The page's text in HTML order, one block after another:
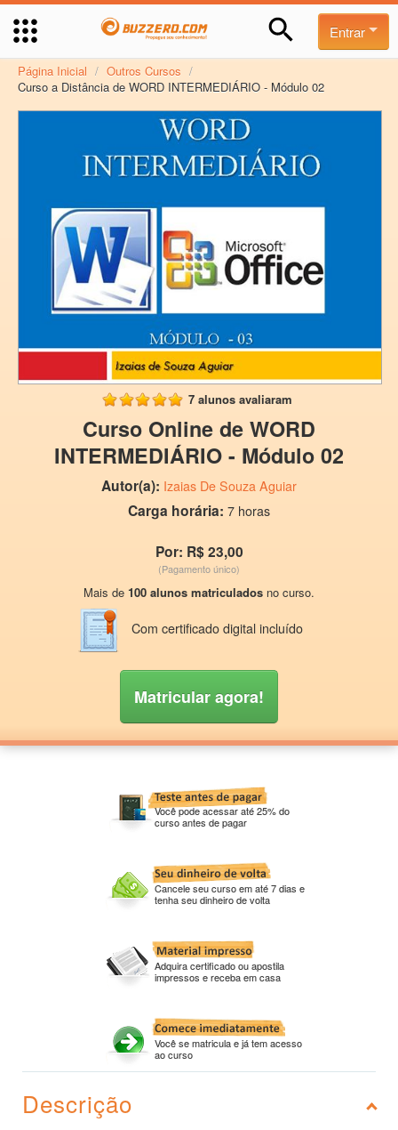
Entrar
Página Inicial / Outros Cursos /
Curso a Distância de WORD INTERMEDIÁRIO - Módulo 02
7 alunos avaliaram
Curso Online de WORD
INTERMEDIÁRIO - Módulo 02
Autor(a): Izaias De Souza Aguiar
Carga horária: 7 horas
Por: R$ 23,00
(Pagamento único)
Mais de 100 alunos matriculados no curso.
Com certificado digital incluído
Matricular agora!
Você pode acessar até 25% do
curso antes de pagar
Cancele seu curso em até 7 dias e
tenha seu dinheiro de volta
Adquira certificado ou apostila
impressos e receba em casa
Você se matricula e já tem acesso
ao curso
Descrição